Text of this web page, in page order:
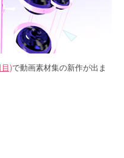
)で動画素材集の新作が出ま